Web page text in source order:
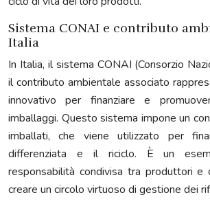
Sistema CONAI e contributo
Italia
In Italia, il sistema CONAI (Consorzio
il contributo ambientale associato
innovativo per finanziare e
imballaggi. Questo sistema impone un
imballati, che viene utilizzato per
differenziata e il riciclo. È un
responsabilità condivisa tra produttori e
creare un circolo virtuoso di gestione dei